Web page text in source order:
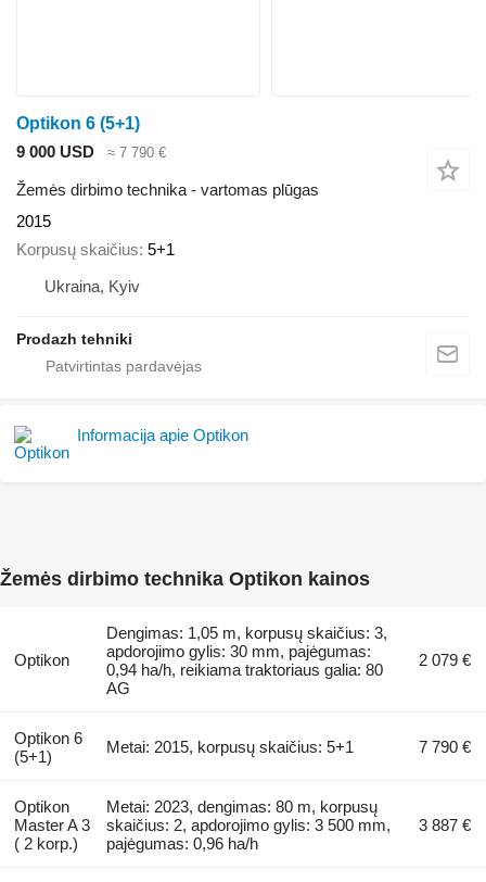
Optikon 6 (5+1)
9 000 USD
≈ 7 790 €
Žemės dirbimo technika - vartomas plūgas
2015
Korpusų skaičius 5+1
Ukraina, Kyiv
Prodazh tehniki
Informacija apie Optikon
Žemės dirbimo technika Optikon kainos
Optikon
Dengimas: 1,05 m, korpusų skaičius: 3,
apdorojimo gylis: 30 mm, pajėgumas:
0,94 ha/h, reikiama traktoriaus galia: 80
AG
2 079 €
Optikon 6
(5+1)
Metai: 2015, korpusų skaičius: 5+1 7 790 €
Optikon
Master A 3
( 2 korp.)
Metai: 2023, dengimas: 80 m, korpusų
skaičius: 2, apdorojimo gylis: 3 500 mm,
pajėgumas: 0,96 ha/h
3 887 €